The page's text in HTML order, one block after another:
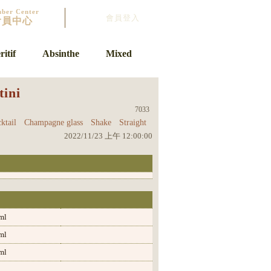
Center
員中心 會員登入
Absinthe Mixed
7033
Champagne glass Shake
Straight
2022/11/23 上午 12:00:00